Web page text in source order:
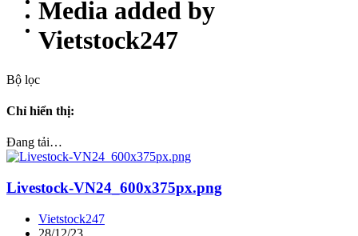
Media added by
Vietstock247
Bộ lọc
Chỉ hiển thị:
Đang tải…
Livestock-VN24_600x375px.png
Vietstock247
28/12/23